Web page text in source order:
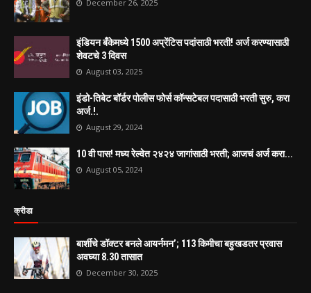
December 26, 2025
इंडियन बँकेमध्ये 1500 अप्रेंटिस पदांसाठी भरती! अर्ज करण्यासाठी
शेवटचे 3 दिवस
August 03, 2025
इंडो-तिबेट बॉर्डर पोलीस फोर्स कॉन्सटेबल पदासाठी भरती सुरु, करा
अर्ज.!.
August 29, 2024
10 वी पास! मध्य रेल्वेत २४२४ जागांसाठी भरती; आजचं अर्ज करा...
August 05, 2024
क्रीडा
बार्शीचे डॉक्टर बनले आयर्नमन’; 113 किमीचा बहुखडतर प्रवास
अवघ्या 8.30 तासात
December 30, 2025